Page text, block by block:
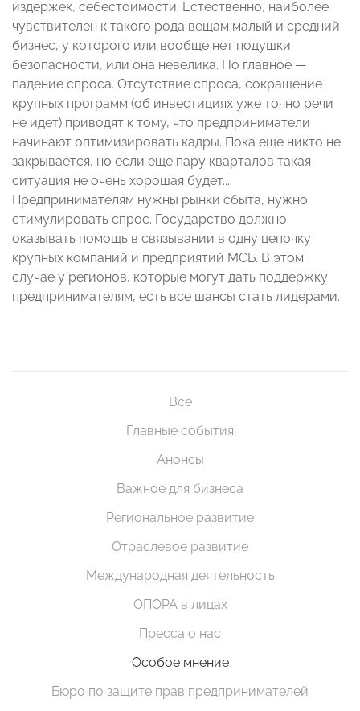
издержек, себестоимости. Естественно, наиболее
чувствителен к такого рода вещам малый и средний
бизнес, у которого или вообще нет подушки
безопасности, или она невелика. Но главное —
падение спроса. Отсутствие спроса, сокращение
крупных программ (об инвестициях уже точно речи
не идет) приводят к тому, что предприниматели
начинают оптимизировать кадры. Пока еще никто не
закрывается, но если еще пару кварталов такая
ситуация не очень хорошая будет...
Предпринимателям нужны рынки сбыта, нужно
стимулировать спрос. Государство должно
оказывать помощь в связывании в одну цепочку
крупных компаний и предприятий МСБ. В этом
случае у регионов, которые могут дать поддержку
предпринимателям, есть все шансы стать лидерами.
Все
Главные события
Анонсы
Важное для бизнеса
Региональное развитие
Отраслевое развитие
Международная деятельность
ОПОРА в лицах
Пресса о нас
Особое мнение
Бюро по защите прав предпринимателей